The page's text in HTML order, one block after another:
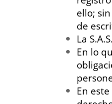
ello;
de
La
En lo
En